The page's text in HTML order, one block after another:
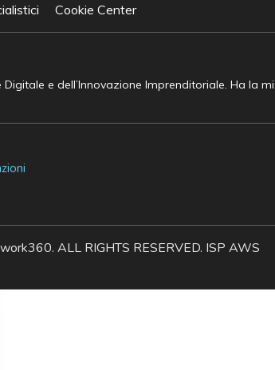
Cookie Center
e dell’Innovazione Imprenditoriale. Ha la
ALL RIGHTS RESERVED. ISP AWS